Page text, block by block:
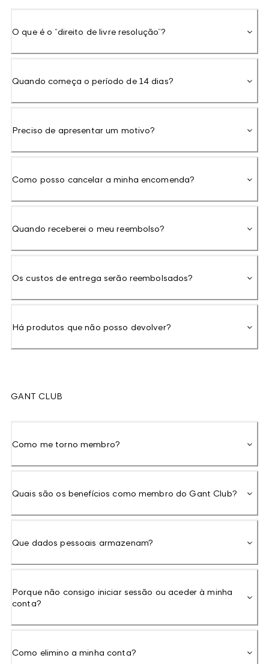
O que é o “direito de livre resolução”?
Quando começa o período de 14 dias?
Preciso de apresentar um motivo?
Como posso cancelar a minha encomenda?
Quando receberei o meu reembolso?
Os custos de entrega serão reembolsados?
Há produtos que não posso devolver?
GANT CLUB
Como me torno membro?
Quais são os benefícios como membro do Gant Club?
Que dados pessoais armazenam?
Porque não consigo iniciar sessão ou aceder à minha
conta?
Como elimino a minha conta?